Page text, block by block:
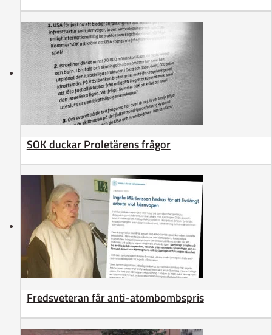
SOK duckar Proletärens frågor
Fredsveteran får anti-atombombspris